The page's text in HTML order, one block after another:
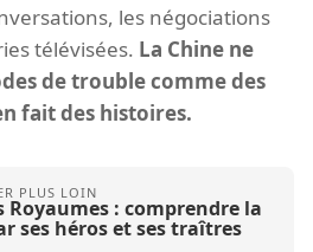
les négociations
télévisées. La Chine ne
de trouble comme des
fait des histoires.
Royaumes : comprendre la
ses héros et ses traîtres